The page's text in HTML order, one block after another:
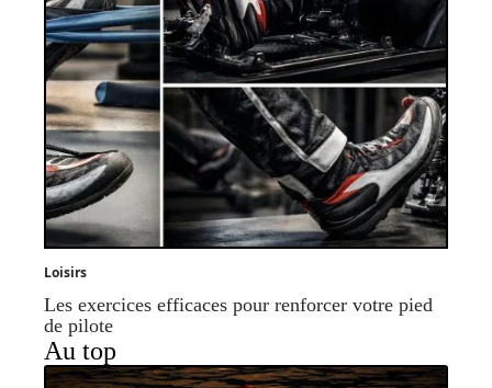
Loisirs
Les exercices efficaces pour renforcer votre pied
de pilote
Au top